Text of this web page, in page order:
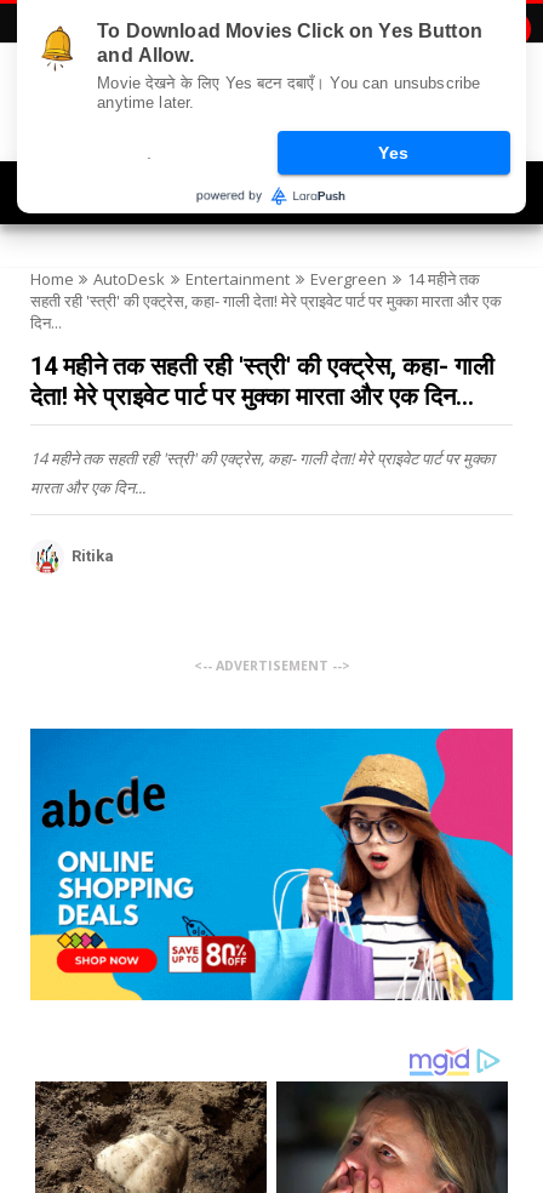
Home AutoDesk Entertainment Evergreen
14 महीने तक
सहती रही 'स्त्री' की एक्ट्रेस, कहा- गाली देता! मेरे प्राइवेट पार्ट पर मुक्का मारता और एक
दिन...
14 महीने तक सहती रही 'स्त्री' की एक्ट्रेस, कहा- गाली
देता! मेरे प्राइवेट पार्ट पर मुक्का मारता और एक दिन...
14 महीने तक सहती रही 'स्त्री' की एक्ट्रेस, कहा- गाली देता! मेरे प्राइवेट पार्ट पर मुक्का
मारता और एक दिन...
Ritika
<-- ADVERTISEMENT -->
To Download Movies Click on Yes Button
and Allow.
Movie देखने के लिए Yes बटन दबाएँ। You can unsubscribe
anytime later.
Yes